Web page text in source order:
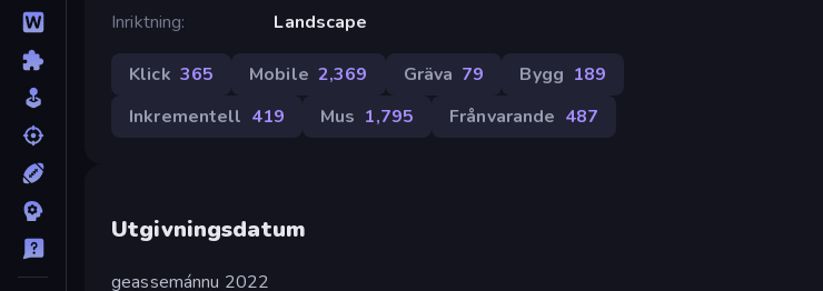
Inriktning
Landscape
Klick 365 Mobile 2,369 Gräva 79 Bygg 189
Inkrementell 419 Mus 1,795 Frånvarande 487
Utgivningsdatum
geassemánnu 2022